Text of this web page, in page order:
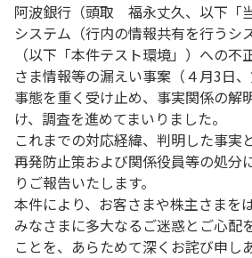
阿波銀行（頭取 福永丈久、以下「
システム（行内の情報共有を行うシ
（以下「本件テスト環境」）への不
さま情報等の漏えい事案（４月3日、
事態を重く受け止め、事実関係の解
け、調査を進めてまいりました。
これまでの対応経緯、判明した事実
再発防止策および関係役員等の処分
りご報告いたします。
本件により、お客さまや株主さまを
みなさまに多大なるご迷惑とご心配
ことを、あらためて深くお詫び申し